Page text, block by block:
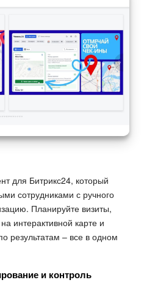
для Битрикс24, который
сотрудниками с ручного
Планируйте визиты,
интерактивной карте и
результатам – все в одном
и контроль